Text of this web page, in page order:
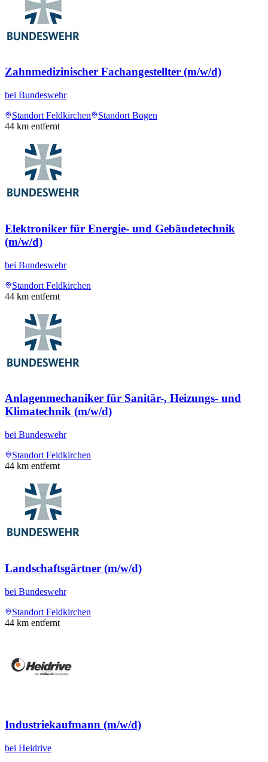
Zahnmedizinischer Fachangestellter (m/w/d)
bei Bundeswehr
Standort Feldkirchen
Standort Bogen
44 km entfernt
Elektroniker für Energie- und Gebäudetechnik
(m/w/d)
bei Bundeswehr
Standort Feldkirchen
44 km entfernt
Anlagenmechaniker für Sanitär-, Heizungs- und
Klimatechnik (m/w/d)
bei Bundeswehr
Standort Feldkirchen
44 km entfernt
Landschaftsgärtner (m/w/d)
bei Bundeswehr
Standort Feldkirchen
44 km entfernt
Industriekaufmann (m/w/d)
bei Heidrive